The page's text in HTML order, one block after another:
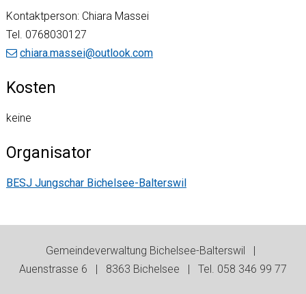
Kontaktperson: Chiara Massei
Tel. 0768030127
chiara.massei@outlook.com
Kosten
keine
Organisator
BESJ Jungschar Bichelsee-Balterswil
Gemeindeverwaltung Bichelsee-Balterswil |
Auenstrasse 6 | 8363 Bichelsee | Tel. 058 346 99 77